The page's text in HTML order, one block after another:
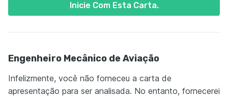
Inicie Com Esta Carta.
Engenheiro Mecânico de Aviação
Infelizmente, você não forneceu a carta de
apresentação para ser analisada. No entanto, fornecerei